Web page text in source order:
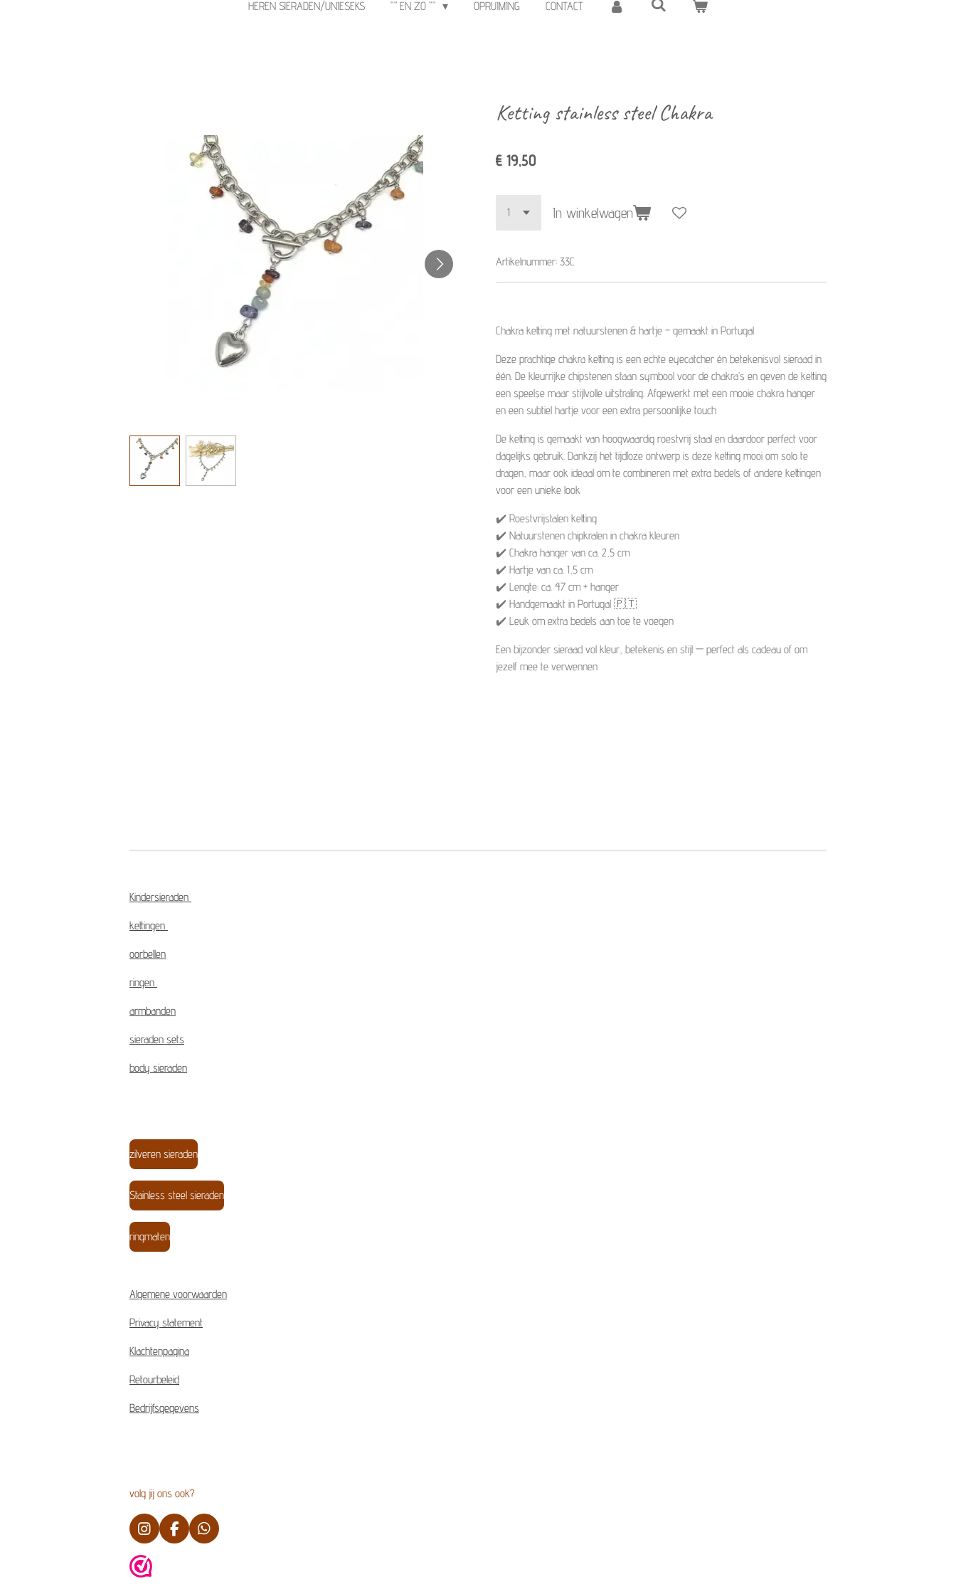
HEREN SIERADEN/UNIESEKS "" EN ZO "" OPRUIMING CONTACT
Ketting stainless steel Chakra
€ 19,50
In winkelwagen
Artikelnummer: 33C
Chakra ketting met natuurstenen & hartje – gemaakt in Portugal
Deze prachtige chakra ketting is een echte eyecatcher én betekenisvol sieraad in
één. De kleurrijke chipstenen staan symbool voor de chakra’s en geven de ketting
een speelse maar stijlvolle uitstraling. Afgewerkt met een mooie chakra hanger
en een subtiel hartje voor een extra persoonlijke touch
De ketting is gemaakt van hoogwaardig roestvrij staal en daardoor perfect voor
dagelijks gebruik. Dankzij het tijdloze ontwerp is deze ketting mooi om solo te
dragen, maar ook ideaal om te combineren met extra bedels of andere kettingen
voor een unieke look
✔️ Roestvrijstalen ketting
✔️ Natuurstenen chipkralen in chakra kleuren
✔️ Chakra hanger van ca. 2,5 cm
✔️ Hartje van ca. 1,5 cm
✔️ Lengte: ca. 47 cm + hanger
✔️ Handgemaakt in Portugal 🇵🇹
✔️ Leuk om extra bedels aan toe te voegen
Een bijzonder sieraad vol kleur, betekenis en stijl — perfect als cadeau of om
jezelf mee te verwennen
Kindersieraden
kettingen
oorbellen
ringen
armbanden
sieraden sets
body sieraden
zilveren sieraden
Stainless steel sieraden
ringmaten
Algemene voorwaarden
Privacy statement
Klachtenpagina
Retourbeleid
Bedrijfsgegevens
volg jij ons ook?
I
n
s
t
F
a
W
h